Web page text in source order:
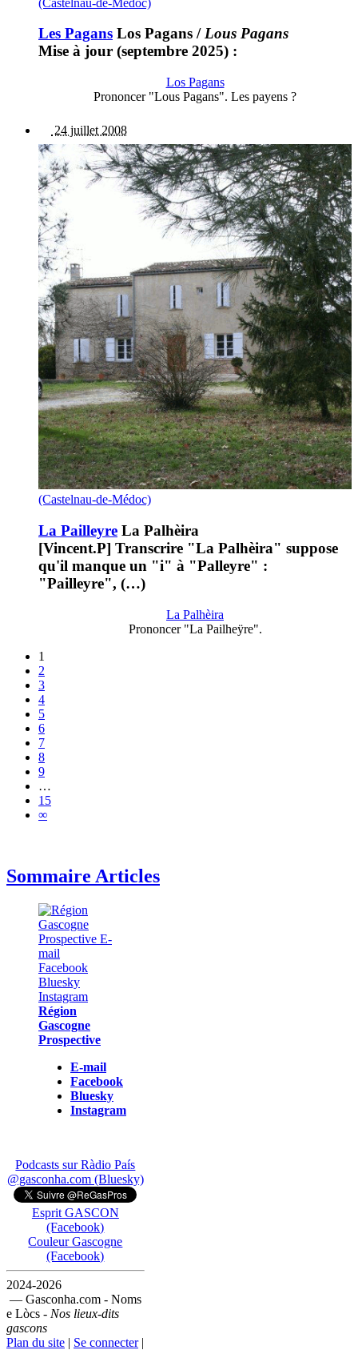
Les Pagans Los Pagans /Lous Pagans
Mise à jour (septembre 2025) :
Los Pagans
Prononcer "Lous Pagans". Les payens ?
24 juillet 2008
(Castelnau-de-Médoc)
La Pailleyre La Palhèira
[Vincent.P] Transcrire "La Palhèira" suppose
qu'il manque un "i" à "Palleyre" :
"Pailleyre", (…)
La Palhèira
Prononcer "La Pailheÿre".
1
2
3
4
5
6
7
8
9
…
15
∞
Sommaire Articles
Région
Gascogne
Prospective
E-mail
Facebook
Bluesky
Instagram
Podcasts sur Ràdio País
@gasconha.com (Bluesky)
Esprit GASCON
(Facebook)
Couleur Gascogne
(Facebook)
2024-2026
— Gasconha.com - Noms
e Lòcs - Nos lieux-dits
gascons
Plan du site | Se connecter|